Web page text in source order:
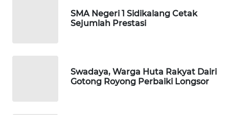
SMA Negeri 1 Sidikalang Cetak
Sejumlah Prestasi
Swadaya, Warga Huta Rakyat Dairi
Gotong Royong Perbaiki Longsor